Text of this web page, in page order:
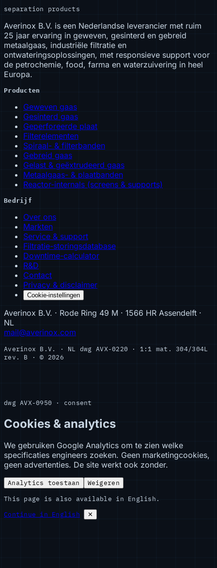
separation products
Averinox B.V. is een Nederlandse leverancier met ruim
25 jaar ervaring in geweven, gesinterd en gebreid
metaalgaas, industriële filtratie en
ontwateringsoplossingen, met responsieve support voor
de petrochemie, food, farma en waterzuivering in heel
Europa.
Producten
Geweven gaas
Gesinterd gaas
Geperforeerde plaat
Filterelementen
Spiraal- & filterbanden
Gebreid gaas
Gelast & geëxtrudeerd gaas
Metaalgaas- & plaatbanden
Reactor-internals (screens & supports)
Bedrijf
Over ons
Markten
Service & support
Filtratie-storingsdatabase
Downtime-calculator
R&D
Contact
Privacy & disclaimer
Cookie-instellingen
Averinox B.V. · Rode Ring 49 M · 1566 HR Assendelft ·
NL
mail@averinox.com
Averinox B.V. · NL dwg AVX-0220 · 1:1 mat. 304/304L
rev. B · © 2026
dwg AVX-0950 · consent
Cookies & analytics
We gebruiken Google Analytics om te zien welke
specificaties engineers zoeken. Geen marketingcookies,
geen advertenties. De site werkt ook zonder.
Analytics toestaan
Weigeren
This page is also available in English.
Continue in English
✕